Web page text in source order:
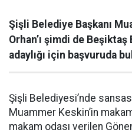
Şişli Belediye Başkanı
Orhan’ı şimdi de
adaylığı için başvuruda
Şişli Belediyesi’nde
Muammer Keskin’in
makam odası verilen